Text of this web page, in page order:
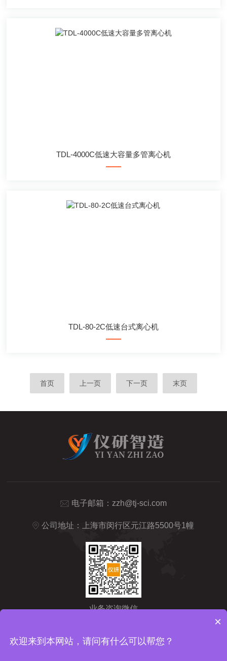
TDL-4000C低速大容量多管离心机
TDL-80-2C低速台式离心机
首页 上一页 下一页 末页
电子邮箱： zzh@tj-sci.com
公司地址：上海市闵行区元江路5500号1幢
业务咨询微信
Copyright © 2026 仪研智造（上海）药检仪器有限公司版权所有
×
欢迎来到本网站，请问有什么可以帮您？